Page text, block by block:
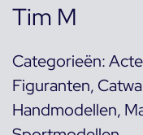
Tim M
Categorieën:
Figuranten,
Handmodellen,